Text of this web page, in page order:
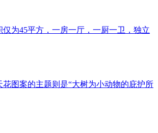
为45平方，一房一厅，一厨一卫，独立
图案的主题则是“大树为小动物的庇护所